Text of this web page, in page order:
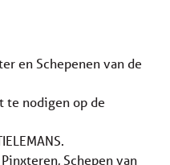
en Schepenen van de
nodigen op de
Schepen van